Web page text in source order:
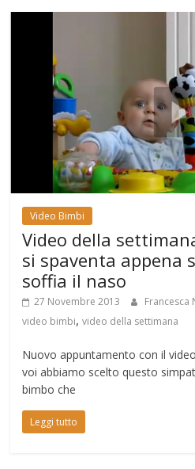
Video Bimbi
Video della
si spaventa appena
soffia il naso
27 Novembre 2013 Francesca
video bimbi,video della settimana
Nuovo appuntamento con il
voi abbiamo scelto questo
bimbo che
Leggi tutto